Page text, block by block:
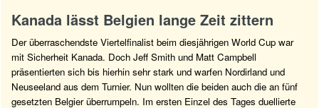
Kanada lässt Belgien lange Zeit zittern
Der überraschendste Viertelfinalist beim diesjährigen World Cup war
mit Sicherheit Kanada. Doch Jeff Smith und Matt Campbell
präsentierten sich bis hierhin sehr stark und warfen Nordirland und
Neuseeland aus dem Turnier. Nun wollten die beiden auch die an fünf
gesetzten Belgier überrumpeln. Im ersten Einzel des Tages duellierte